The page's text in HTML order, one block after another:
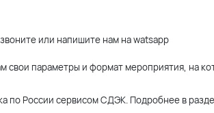
или напишите нам на watsapp
свои параметры и формат мероприятия, на
по России сервисом СДЭК. Подробнее в